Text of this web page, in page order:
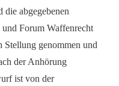
die abgegebenen
Forum Waffenrecht
Stellung genommen und
der Anhörung
ist von der